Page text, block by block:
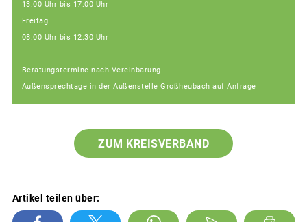
13:00 Uhr bis 17:00 Uhr
Freitag
08:00 Uhr bis 12:30 Uhr
Beratungstermine nach Vereinbarung.
Außensprechtage in der Außenstelle Großheubach auf Anfrage
ZUM KREISVERBAND
Artikel teilen über: